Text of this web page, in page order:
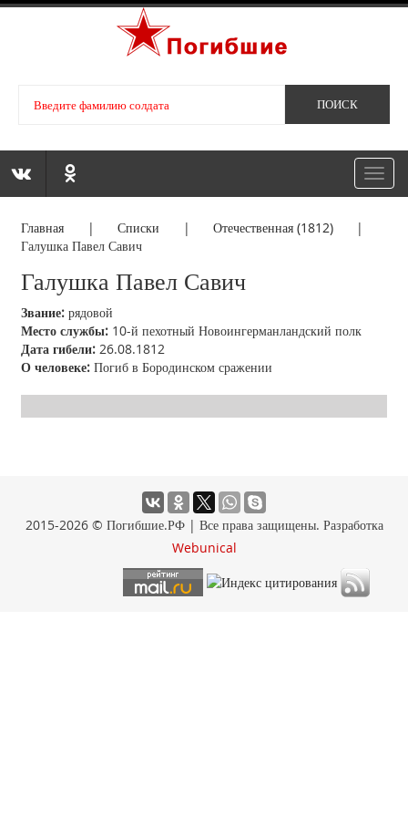
Главная |Списки | Отечественная (1812)|
Галушка Павел Савич
Галушка Павел Савич
Звание: рядовой
Место службы: 10-й пехотный Новоингерманландский полк
Дата гибели: 26.08.1812
О человеке: Погиб в Бородинском сражении
2015-2026 © Погибшие.РФ | Все права защищены. Разработка
Webunical